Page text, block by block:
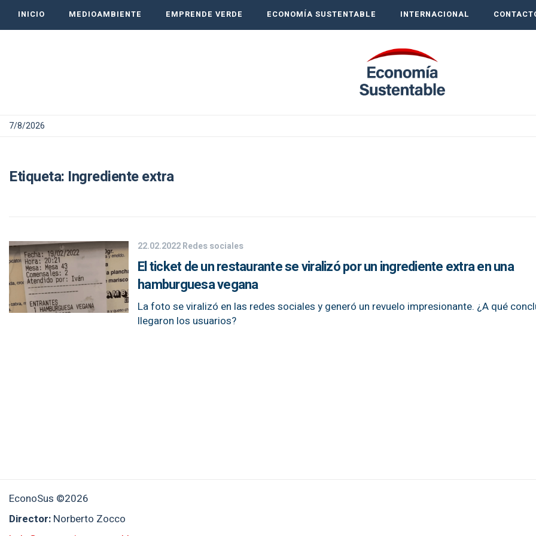
INICIO MEDIOAMBIENTE EMPRENDE VERDE ECONOMÍA SUSTENTABLE INTERNACIONAL
7/8/2026
Etiqueta: Ingrediente extra
22.02.2022Redes sociales
El ticket de un restaurante se viralizó por un ingrediente extra en una
hamburguesa vegana
La foto se viralizó en las redes sociales y generó un revuelo impresionante. ¿A qué
llegaron los usuarios?
EconoSus ©2026
Director: Norberto Zocco